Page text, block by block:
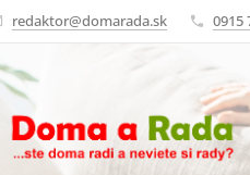
redaktor@domarada.sk 0915